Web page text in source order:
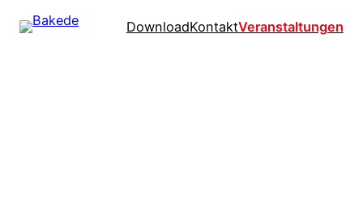
DownloadKontaktVeranstaltungen